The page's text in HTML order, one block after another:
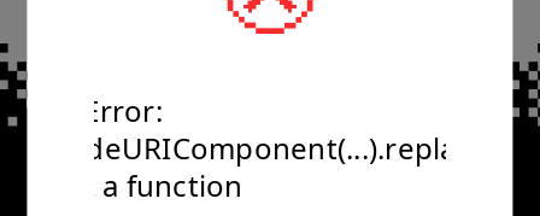
TypeError:
encodeURIComponent(...).replaceAll
is not a function